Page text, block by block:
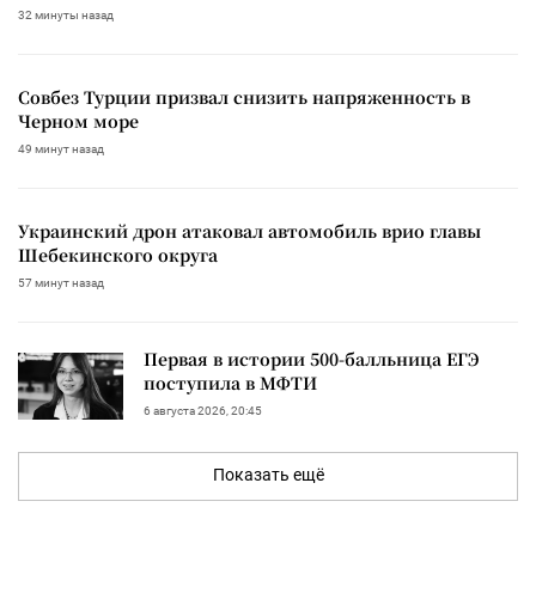
32 минуты назад
Совбез Турции призвал снизить напряженность в
Черном море
49 минут назад
Украинский дрон атаковал автомобиль врио главы
Шебекинского округа
57 минут назад
Первая в истории 500-балльница ЕГЭ
поступила в МФТИ
6 августа 2026, 20:45
Показать ещё